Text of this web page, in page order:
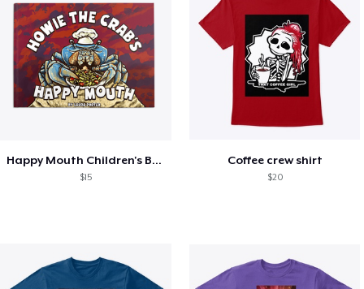
Happy Mouth Children's Book
$15
Coffee crew shirt
$20